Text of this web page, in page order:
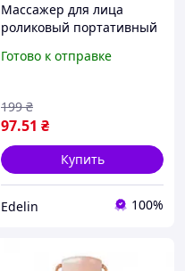
Массажер для лица
роликовый портативный
глазами и складок
Готово к отправке
97.51 ₴
199 ₴
Купить
Edelin 100%